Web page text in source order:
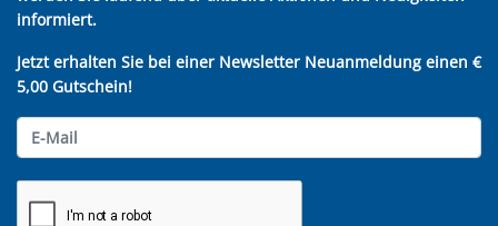
informiert.
Jetzt erhalten Sie bei einer Newsletter Neuanmeldung einen €
5,00 Gutschein!